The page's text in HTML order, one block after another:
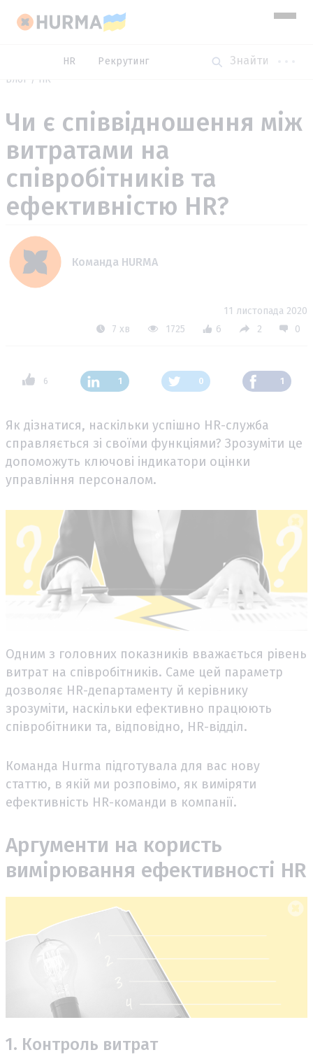
HR
Рекрутинг
Блог
HR
Чи є співвідношення між
витратами на
співробітників та
ефективністю HR?
Команда HURMA
11 листопада 2020
7 хв
1725 6 2 0
6 1 0 1
Як дізнатися, наскільки успішно HR-служба
справляється зі своїми функціями? Зрозуміти це
допоможуть ключові індикатори оцінки
управління персоналом.
Одним з головних показників вважається рівень
витрат на співробітників. Саме цей параметр
дозволяє HR-департаменту й керівнику
зрозуміти, наскільки ефективно працюють
співробітники та, відповідно, HR-відділ.
Команда Hurma підготувала для вас нову
статтю, в якій ми розповімо, як виміряти
ефективність HR-команди в компанії.
Аргументи на користь
вимірювання ефективності HR
1. Контроль витрат